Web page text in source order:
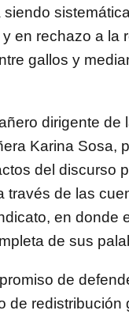
en rechazo a la
gallos y
dirigente de
Karina Sosa,
del discurso
través de las
en donde
de sus
de
de redistribución